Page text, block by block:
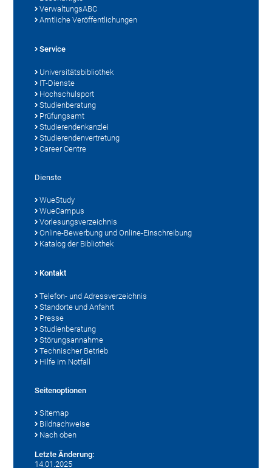
VerwaltungsABC
Amtliche Veröffentlichungen
Service
Universitätsbibliothek
IT-Dienste
Hochschulsport
Studienberatung
Prüfungsamt
Studierendenkanzlei
Studierendenvertretung
Career Centre
Dienste
WueStudy
WueCampus
Vorlesungsverzeichnis
Online-Bewerbung und Online-Einschreibung
Katalog der Bibliothek
Kontakt
Telefon- und Adressverzeichnis
Standorte und Anfahrt
Presse
Studienberatung
Störungsannahme
Technischer Betrieb
Hilfe im Notfall
Seitenoptionen
Sitemap
Bildnachweise
Nach oben
Letzte Änderung:
14.01.2025